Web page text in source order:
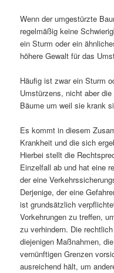
Wenn der umgestürzte
regelmäßig keine
ein Sturm oder ein
höhere Gewalt für das
Häufig ist zwar ein Sturm
Umstürzens, nicht aber
Bäume um weil sie krank
Es kommt in diesem
Krankheit und die sich
Hierbei stellt die
Einzelfall ab und hat eine
der eine
Derjenige, der eine
ist grundsätzlich
Vorkehrungen zu treffen,
zu verhindern. Die
diejenigen Maßnahmen,
vernünftigen Grenzen
ausreichend hält, um